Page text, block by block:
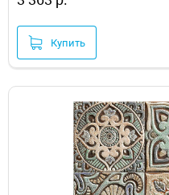
Купить